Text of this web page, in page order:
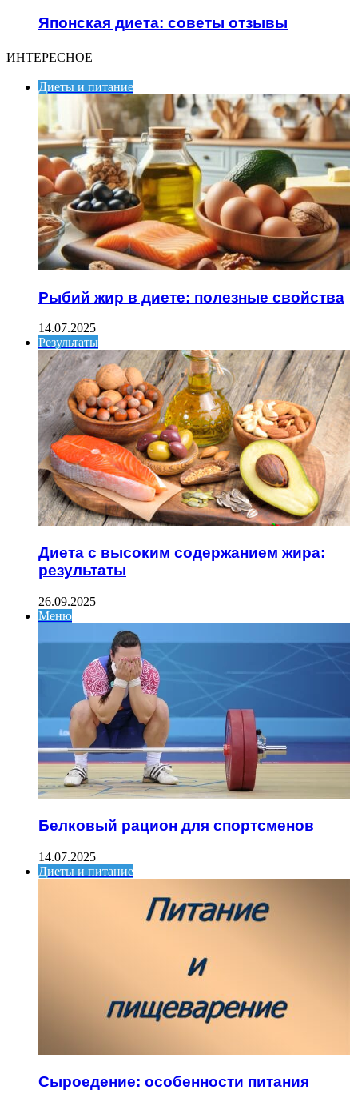
Японская диета: советы отзывы
ИНТЕРЕСНОЕ
Диеты и питание
Рыбий жир в диете: полезные свойства
14.07.2025
Результаты
Диета с высоким содержанием жира:
результаты
26.09.2025
Меню
Белковый рацион для спортсменов
14.07.2025
Диеты и питание
Сыроедение: особенности питания